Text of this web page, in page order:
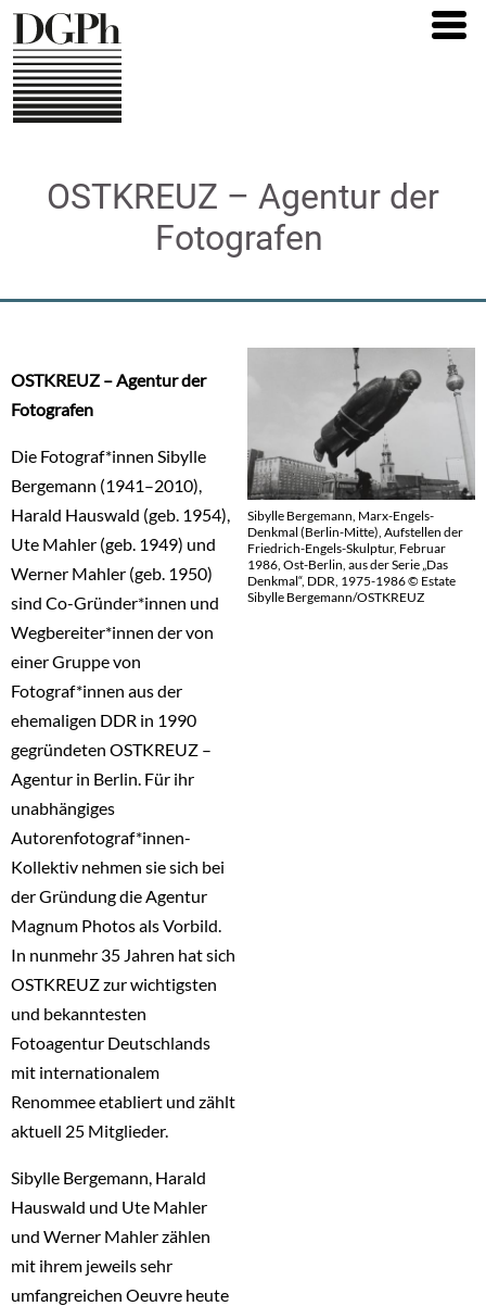
Direkt
zum
Inhalt
OSTKREUZ – Agentur der
Fotografen
OSTKREUZ – Agentur der
Fotografen
Die Fotograf*innen Sibylle
Bergemann (1941–2010),
Harald Hauswald (geb. 1954),
Ute Mahler (geb. 1949) und
Werner Mahler (geb. 1950)
sind Co-Gründer*innen und
Wegbereiter*innen der von
einer Gruppe von
Fotograf*innen aus der
ehemaligen DDR in 1990
gegründeten OSTKREUZ –
Agentur in Berlin. Für ihr
unabhängiges
Autorenfotograf*innen-
Kollektiv nehmen sie sich bei
der Gründung die Agentur
Magnum Photos als Vorbild.
In nunmehr 35 Jahren hat sich
OSTKREUZ zur wichtigsten
und bekanntesten
Fotoagentur Deutschlands
mit internationalem
Renommee etabliert und zählt
aktuell 25 Mitglieder.
Sibylle Bergemann, Harald
Hauswald und Ute Mahler
und Werner Mahler zählen
mit ihrem jeweils sehr
umfangreichen Oeuvre heute
Sibylle Bergemann, Marx-Engels-
Denkmal (Berlin-Mitte), Aufstellen der
Friedrich-Engels-Skulptur, Februar
1986, Ost-Berlin, aus der Serie „Das
Denkmal“, DDR, 1975-1986 © Estate
Sibylle Bergemann/OSTKREUZ